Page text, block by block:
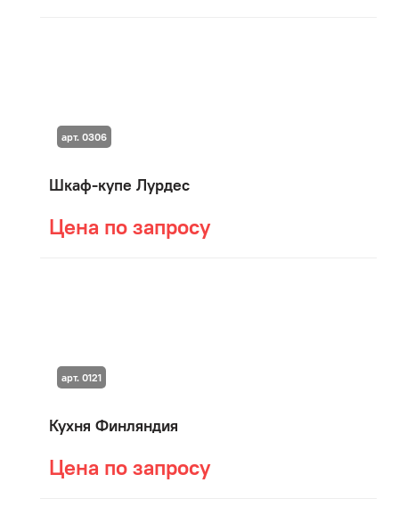
Шкаф-купе Лурдес
Цена по запросу
арт. 0306
Кухня Финляндия
Цена по запросу
арт. 0121